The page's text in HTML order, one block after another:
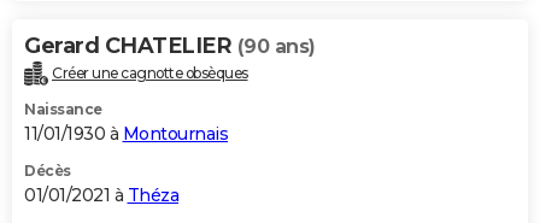
Gerard CHATELIER (90 ans)
Créer une cagnotte obsèques
Naissance
11/01/1930 à Montournais
Décès
01/01/2021 à Théza